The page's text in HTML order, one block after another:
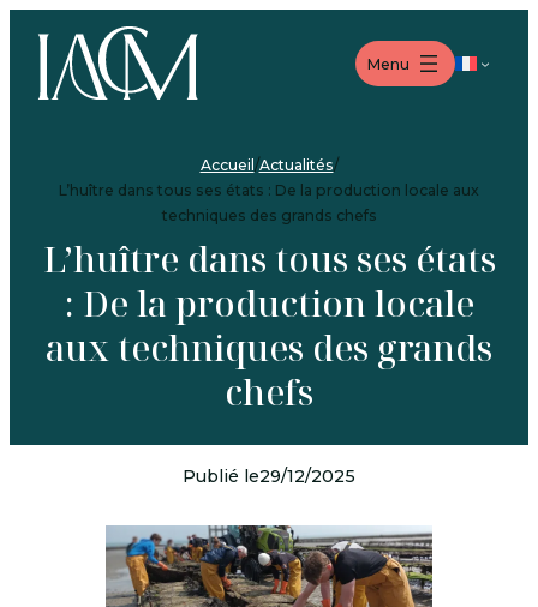
menu
contenu
Menu
Accueil /Actualités/
L’huître dans tous ses états : De la production locale aux
techniques des grands chefs
L’huître dans tous ses états
: De la production locale
aux techniques des grands
chefs
Publié le29/12/2025